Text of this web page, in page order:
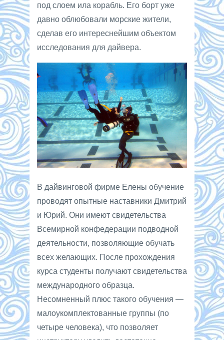
под слоем ила корабль. Его борт уже
давно облюбовали морские жители,
сделав его интереснейшим объектом
исследования для дайвера.
В дайвинговой фирме Елены обучение
проводят опытные наставники Дмитрий
и Юрий. Они имеют свидетельства
Всемирной конфедерации подводной
деятельности, позволяющие обучать
всех желающих. После прохождения
курса студенты получают свидетельства
международного образца.
Несомненный плюс такого обучения —
малоукомплектованные группы (по
четыре человека), что позволяет